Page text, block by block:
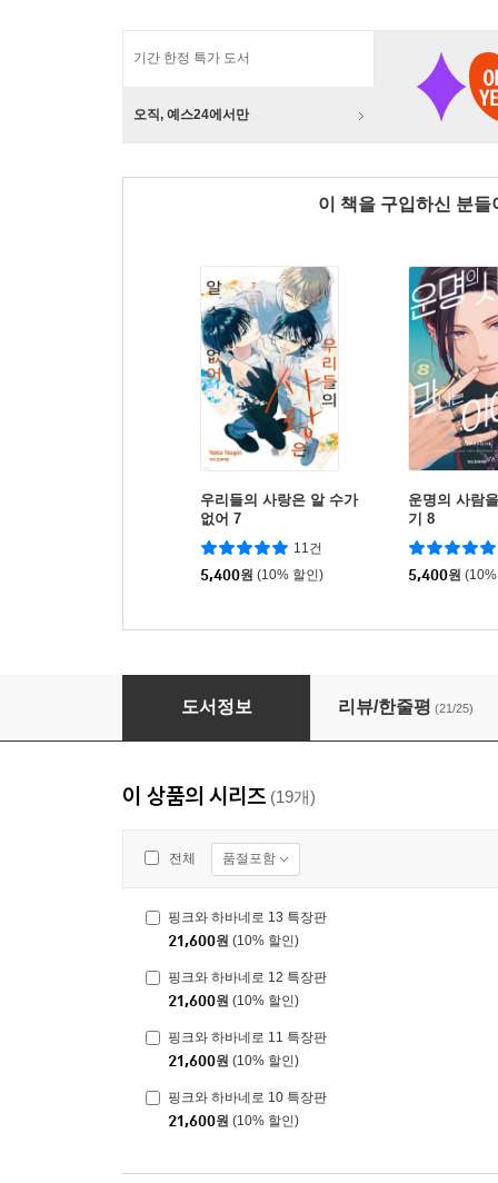
기간 한정 특가 도서
오직, 예스24에서만
이 책을 구입하신 분
우리들의 사랑은 알 수가
없어 7
11건
5,400원 (10% 할인)
운명의 사람
기 8
5,400원
핑크와 하바네로 9 특장판
도서정보 리뷰/한줄평 (21/25)
이 상품의 시리즈 (19개)
전체 품절포함
핑크와 하바네로 13 특장판
21,600원 (10% 할인)
핑크와 하바네로 12 특장판
21,600원 (10% 할인)
핑크와 하바네로 11 특장판
21,600원 (10% 할인)
핑크와 하바네로 10 특장판
21,600원 (10% 할인)